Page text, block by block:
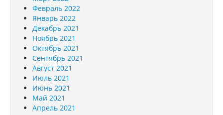
Февраль 2022
Январь 2022
Декабрь 2021
Ноябрь 2021
Октябрь 2021
Сентябрь 2021
Август 2021
Июль 2021
Июнь 2021
Май 2021
Апрель 2021